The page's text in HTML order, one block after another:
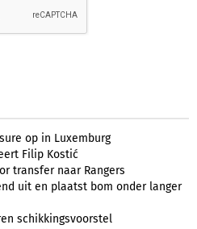
op in Luxemburg
Filip Kostić
transfer naar Rangers
uit en plaatst bom onder langer
schikkingsvoorstel